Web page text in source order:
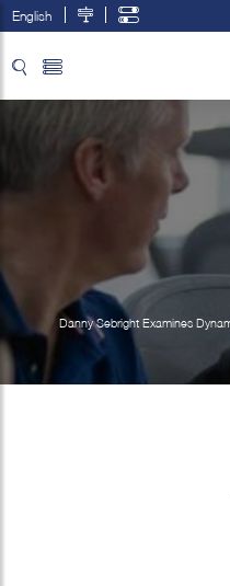
English
Danny Sebright Examines